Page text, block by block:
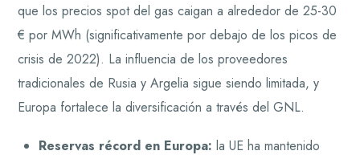
que los precios spot del gas caigan a alrededor de 25-30
€ por MWh (significativamente por debajo de los picos de
crisis de 2022). La influencia de los proveedores
tradicionales de Rusia y Argelia sigue siendo limitada, y
Europa fortalece la diversificación a través del GNL.
Reservas récord en Europa: la UE ha mantenido